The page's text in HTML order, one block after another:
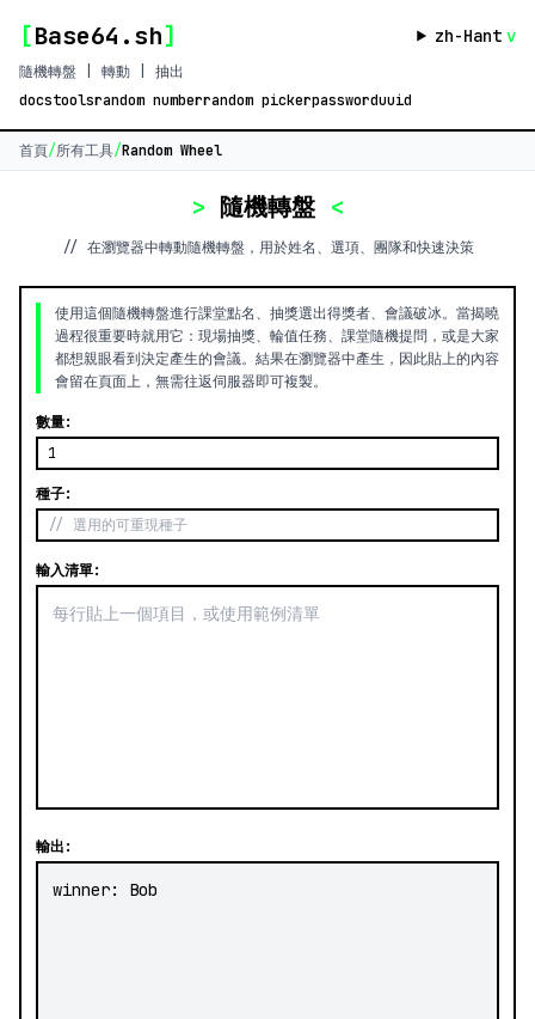
[Base64.sh] zh-Hant v
隨機轉盤 | 轉動 | 抽出
docstoolsrandom numberrandom pickerpassworduuid
首頁/所有工具/Random Wheel
> 隨機轉盤 <
// 在瀏覽器中轉動隨機轉盤，用於姓名、選項、團隊和快速決策
使用這個隨機轉盤進行課堂點名、抽獎選出得獎者、會議破冰。當揭曉
過程很重要時就用它：現場抽獎、輪值任務、課堂隨機提問，或是大家
都想親眼看到決定產生的會議。結果在瀏覽器中產生，因此貼上的內容
會留在頁面上，無需往返伺服器即可複製。
數量:
種子:
輸入清單:
輸出: